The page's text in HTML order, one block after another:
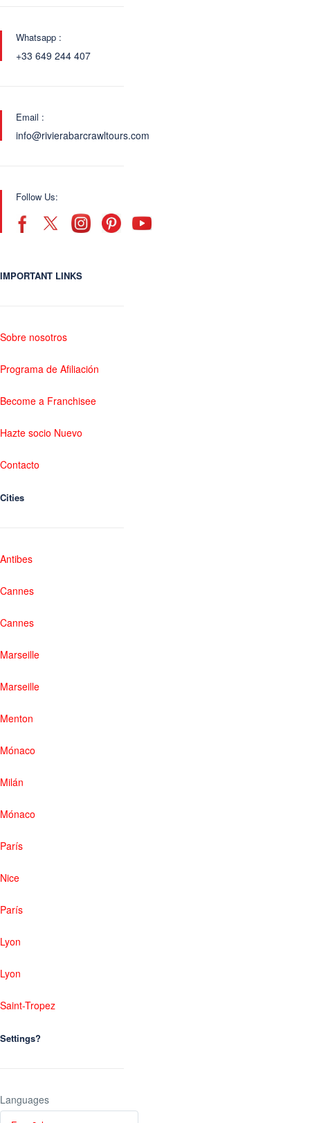
Whatsapp :
+33 649 244 407
Email :
info@rivierabarcrawltours.com
Follow Us:
IMPORTANT LINKS
Sobre nosotros
Programa de Afiliación
Become a Franchisee
Hazte socio Nuevo
Contacto
Cities
Antibes
Cannes
Cannes
Marseille
Marseille
Menton
Mónaco
Milán
Mónaco
París
Nice
París
Lyon
Lyon
Saint-Tropez
Settings?
Languages